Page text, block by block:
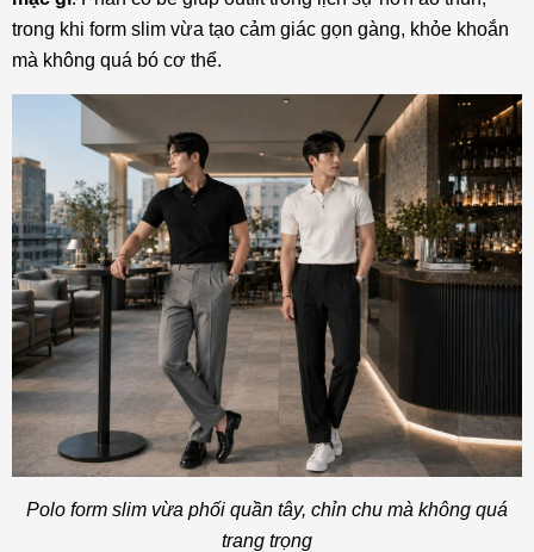
trong khi form slim vừa tạo cảm giác gọn gàng, khỏe khoắn
mà không quá bó cơ thể.
Polo form slim vừa phối quần tây, chỉn chu mà không quá
trang trọng